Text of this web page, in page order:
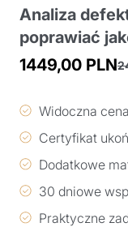
Analiza
poprawiać
cena
2400,00 PLN.
1449,00 PLN
cena
1449,00 PLN.
Widoczna
Certyfikat
Dodatkowe
30 dniowe
Praktyczne